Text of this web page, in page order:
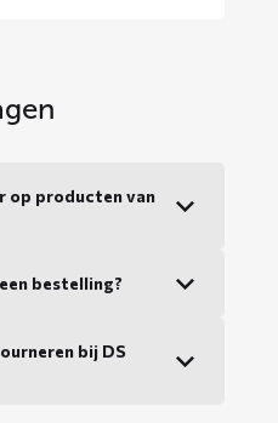
op producten van
bestelling?
bij DS